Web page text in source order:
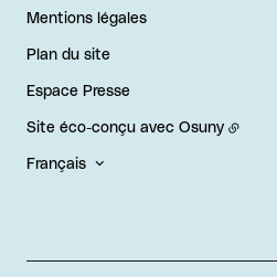
Mentions légales
Plan du site
Espace Presse
Site éco-conçu avec Osuny
Français